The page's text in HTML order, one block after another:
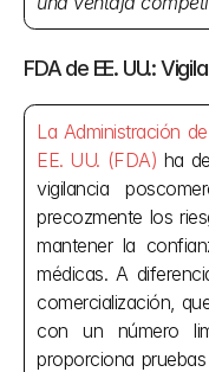
FDA de EE. UU.:
La Administración
EE. UU. (FDA) ha
vigilancia
precozmente los
mantener la
médicas. A
comercialización,
con un número
proporciona